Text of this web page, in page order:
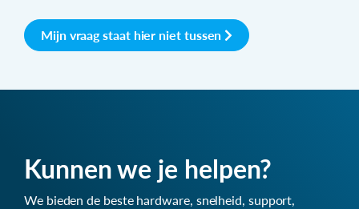
Mijn vraag staat hier niet tussen
Kunnen we je helpen?
We bieden de beste hardware, snelheid, support,